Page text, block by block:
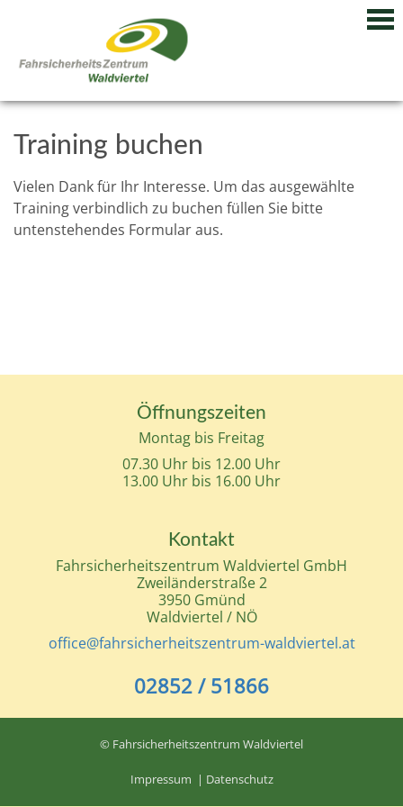
Training buchen
Vielen Dank für Ihr Interesse. Um das ausgewählte
Training verbindlich zu buchen füllen Sie bitte
untenstehendes Formular aus.
Öffnungszeiten
Montag bis Freitag
07.30 Uhr bis 12.00 Uhr
13.00 Uhr bis 16.00 Uhr
Kontakt
Fahrsicherheitszentrum Waldviertel GmbH
Zweiländerstraße 2
3950 Gmünd
Waldviertel / NÖ
office@fahrsicherheitszentrum-waldviertel.at
02852 / 51866
© Fahrsicherheitszentrum Waldviertel
Impressum | Datenschutz